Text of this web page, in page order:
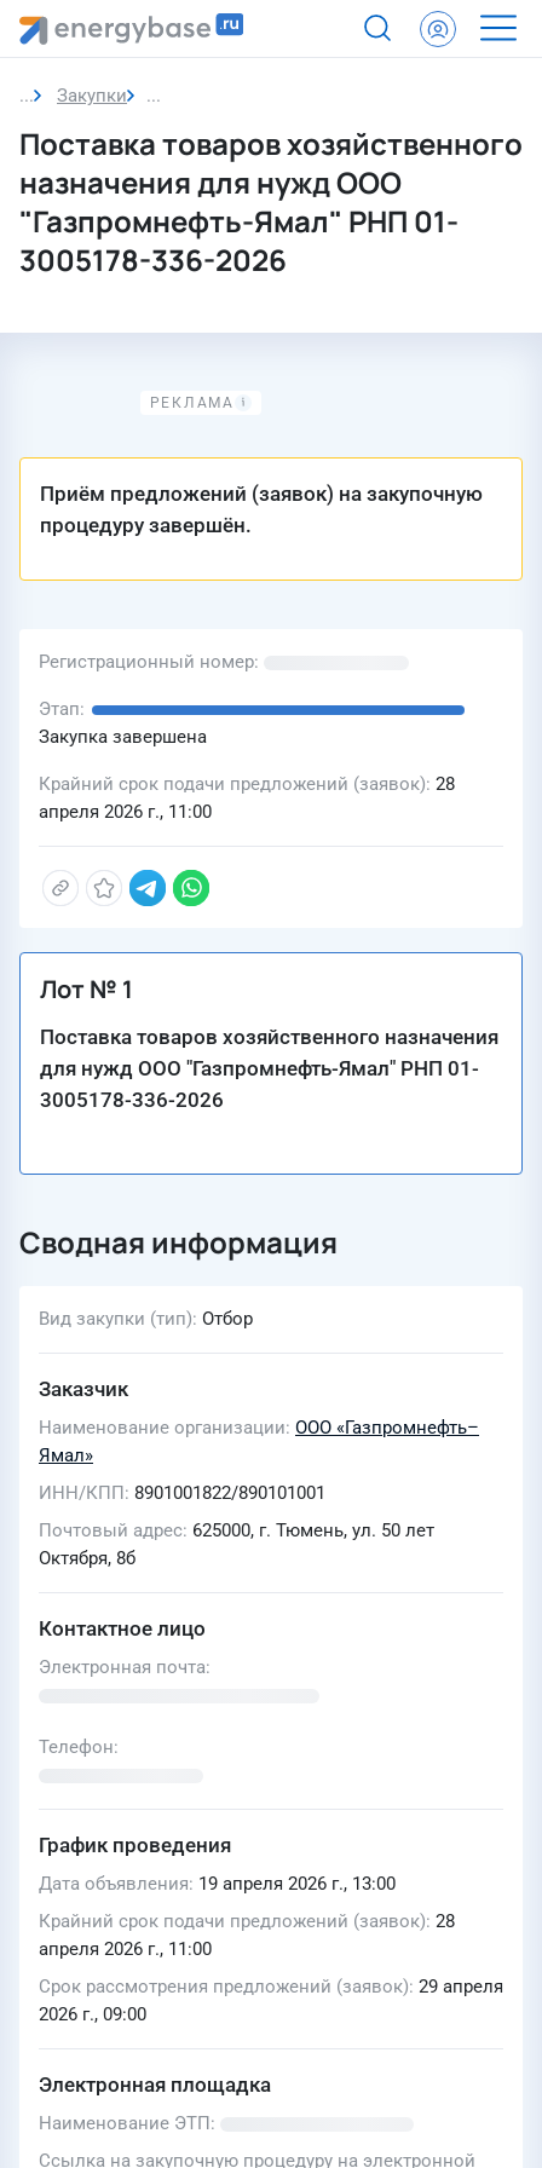
Закупки Закупка
Поставка товаров хозяйственного
назначения для нужд ООО
"Газпромнефть-Ямал" РНП 01-
3005178-336-2026
Приём предложений (заявок) на закупочную
процедуру завершён.
Регистрационный номер
Этап
Закупка завершена
Крайний срок подачи предложений (заявок) 28
апреля 2026 г., 11:00
Лот № 1
Поставка товаров хозяйственного назначения
для нужд ООО "Газпромнефть-Ямал" РНП 01-
3005178-336-2026
Сводная информация
Вид закупки (тип) Отбор
Заказчик
Наименование организации ООО «Газпромнефть–
Ямал»
ИНН/КПП 8901001822/890101001
Почтовый адрес 625000, г. Тюмень, ул. 50 лет
Октября, 8б
Контактное лицо
Электронная почта
Телефон
График проведения
Дата объявления 19 апреля 2026 г., 13:00
Крайний срок подачи предложений (заявок) 28
апреля 2026 г., 11:00
Срок рассмотрения предложений (заявок) 29 апреля
2026 г., 09:00
Электронная площадка
Наименование ЭТП
Ссылка на закупочную процедуру на электронной